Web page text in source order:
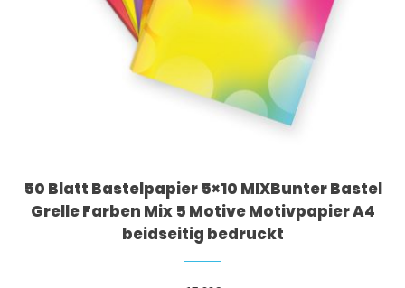
50 Blatt Bastelpapier 5×10 MIXBunter Bastel
Grelle Farben Mix 5 Motive Motivpapier A4
beidseitig bedruckt